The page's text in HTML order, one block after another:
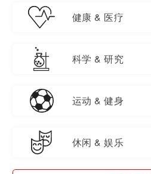
健康 & 医疗
科学 & 研究
运动 & 健身
休闲 & 娱乐